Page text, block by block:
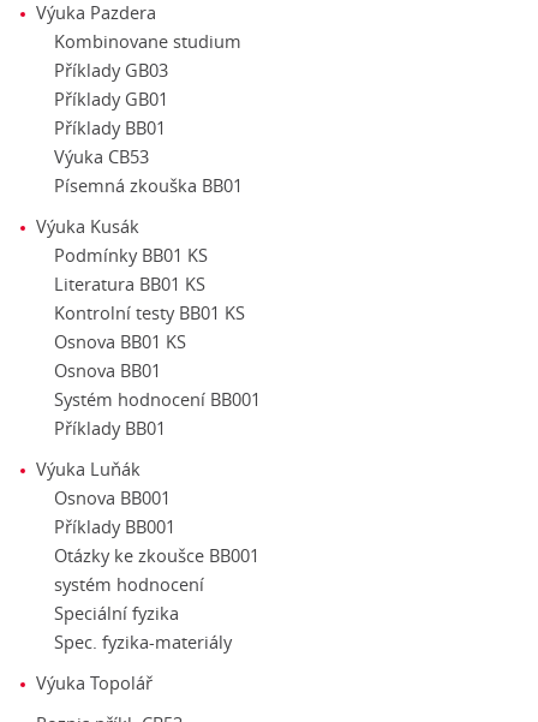
Výuka Pazdera
Kombinovane studium
Příklady GB03
Příklady GB01
Příklady BB01
Výuka CB53
Písemná zkouška BB01
Výuka Kusák
Podmínky BB01 KS
Literatura BB01 KS
Kontrolní testy BB01 KS
Osnova BB01 KS
Osnova BB01
Systém hodnocení BB001
Příklady BB01
Výuka Luňák
Osnova BB001
Příklady BB001
Otázky ke zkoušce BB001
systém hodnocení
Speciální fyzika
Spec. fyzika-materiály
Výuka Topolář